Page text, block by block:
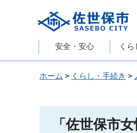
佐世保市
安全・安心 く
ホーム > くらし・手続き >
「佐世保市